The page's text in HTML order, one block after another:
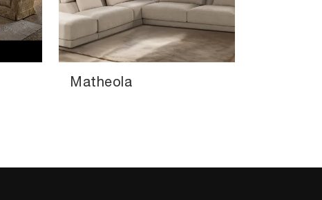
Matheola